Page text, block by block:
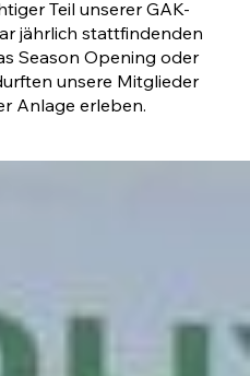
Teil unserer GAK-
jährlich stattfindenden
Season Opening oder
unsere Mitglieder
Anlage erleben.